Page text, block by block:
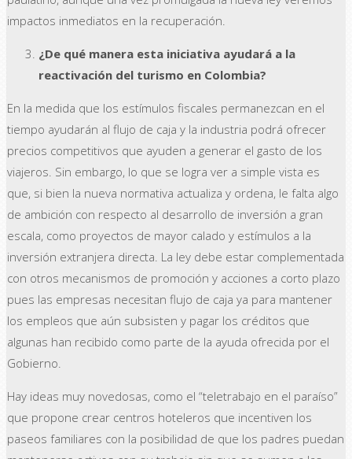
impactos inmediatos en la recuperación.
¿De qué manera esta iniciativa ayudará a la
reactivación del turismo en Colombia?
En la medida que los estímulos fiscales permanezcan en el
tiempo ayudarán al flujo de caja y la industria podrá ofrecer
precios competitivos que ayuden a generar el gasto de los
viajeros. Sin embargo, lo que se logra ver a simple vista es
que, si bien la nueva normativa actualiza y ordena, le falta algo
de ambición con respecto al desarrollo de inversión a gran
escala, como proyectos de mayor calado y estímulos a la
inversión extranjera directa. La ley debe estar complementada
con otros mecanismos de promoción y acciones a corto plazo
pues las empresas necesitan flujo de caja ya para mantener
los empleos que aún subsisten y pagar los créditos que
algunas han recibido como parte de la ayuda ofrecida por el
Gobierno.
Hay ideas muy novedosas, como el “teletrabajo en el paraíso”
que propone crear centros hoteleros que incentiven los
paseos familiares con la posibilidad de que los padres puedan